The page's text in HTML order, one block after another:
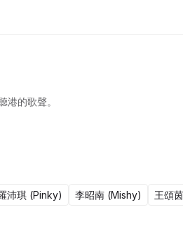
港的歌聲。
沛琪 (Pinky) 李昭南 (Mishy) 王頌